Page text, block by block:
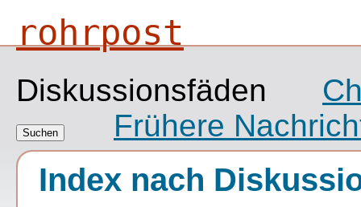
rohrpost
Diskussionsfäden
Frühere
Index nach